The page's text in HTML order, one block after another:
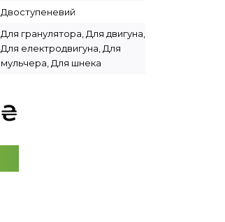
Двоступеневий
Для гранулятора, Для двигуна,
Для електродвигуна, Для
мульчера, Для шнека
₴